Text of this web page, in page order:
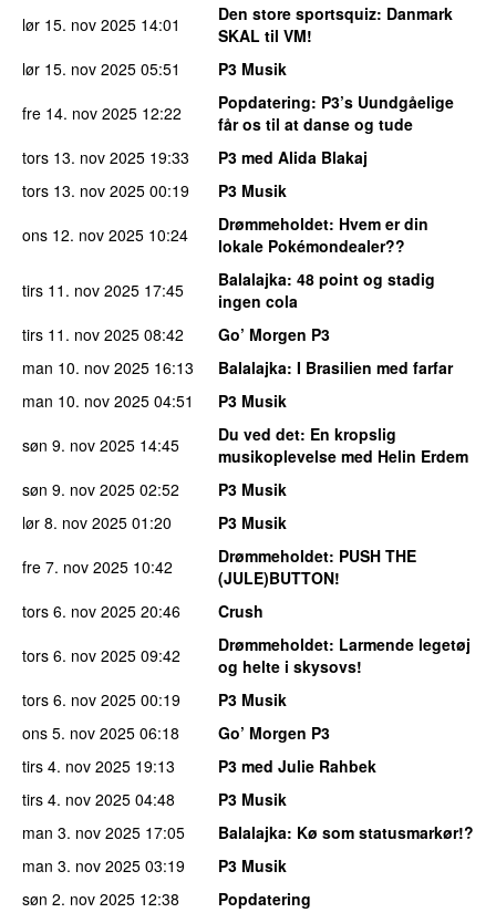
lør 15. nov 2025 14:01 Den store sportsquiz: Danmark
SKAL til VM!
lør 15. nov 2025 05:51
P3 Musik
fre 14. nov 2025 12:22 Popdatering: P3’s Uundgåelige
får os til at danse og tude
tors 13. nov 2025 19:33
P3 med Alida Blakaj
tors 13. nov 2025 00:19
P3 Musik
ons 12. nov 2025 10:24 Drømmeholdet: Hvem er din
lokale Pokémondealer??
tirs 11. nov 2025 17:45 Balalajka: 48 point og stadig
ingen cola
tirs 11. nov 2025 08:42
Go’ Morgen P3
man 10. nov 2025 16:13 Balalajka: I Brasilien med farfar
man 10. nov 2025 04:51
P3 Musik
søn 9. nov 2025 14:45 Du ved det: En kropslig
musikoplevelse med Helin Erdem
søn 9. nov 2025 02:52
P3 Musik
lør 8. nov 2025 01:20
P3 Musik
fre 7. nov 2025 10:42 Drømmeholdet: PUSH THE
(JULE)BUTTON!
tors 6. nov 2025 20:46
Crush
tors 6. nov 2025 09:42 Drømmeholdet: Larmende legetøj
og helte i skysovs!
tors 6. nov 2025 00:19
P3 Musik
ons 5. nov 2025 06:18
Go’ Morgen P3
tirs 4. nov 2025 19:13
P3 med Julie Rahbek
tirs 4. nov 2025 04:48
P3 Musik
man 3. nov 2025 17:05 Balalajka: Kø som statusmarkør!?
man 3. nov 2025 03:19
P3 Musik
søn 2. nov 2025 12:38
Popdatering